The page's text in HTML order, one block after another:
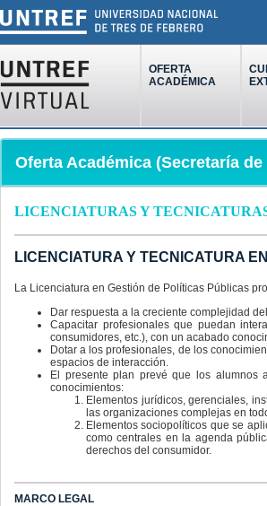
OFERTA
ACADÉMICA
Oferta Académica (Secretaría
LICENCIATURAS Y
LICENCIATURA Y TECNICATURA
La Licenciatura en Gestión de Políticas Públicas
Dar respuesta a la creciente complejidad
Capacitar profesionales que puedan
consumidores, etc.), con un acabado
Dotar a los profesionales, de los
espacios de interacción.
El presente plan prevé que los alumnos
conocimientos:
Elementos jurídicos, gerenciales,
las organizaciones complejas en
Elementos sociopolíticos que se
como centrales en la agenda
derechos del consumidor.
MARCO LEGAL